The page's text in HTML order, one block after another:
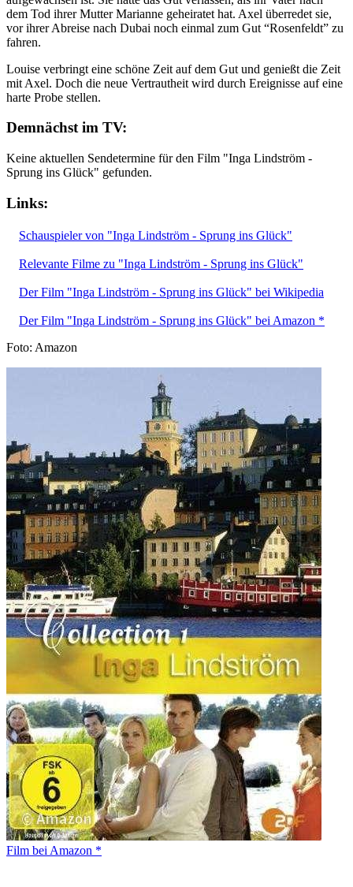
dem Tod ihrer Mutter Marianne geheiratet hat. Axel überredet sie,
vor ihrer Abreise nach Dubai noch einmal zum Gut “Rosenfeldt” zu
fahren.
Louise verbringt eine schöne Zeit auf dem Gut und genießt die Zeit
mit Axel. Doch die neue Vertrautheit wird durch Ereignisse auf eine
harte Probe stellen.
Demnächst im TV:
Keine aktuellen Sendetermine für den Film "Inga Lindström -
Sprung ins Glück" gefunden.
Links:
Schauspieler von "Inga Lindström - Sprung ins Glück"
Relevante Filme zu "Inga Lindström - Sprung ins Glück"
Der Film "Inga Lindström - Sprung ins Glück" bei Wikipedia
Der Film "Inga Lindström - Sprung ins Glück" bei Amazon *
Foto: Amazon
Film bei Amazon *